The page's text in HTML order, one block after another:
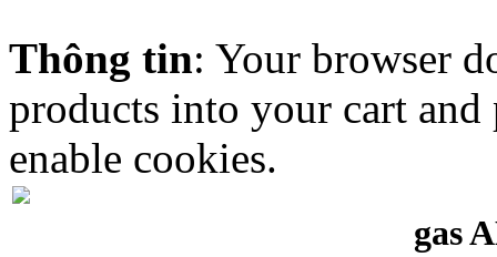
Thông tin: Your browser
products into your cart and
enable cookies.
gas